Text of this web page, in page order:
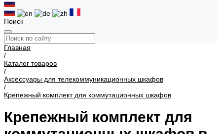
Поиск
Главная
/
Каталог товаров
/
Аксессуары для телекоммуникационных шкафов
/
Крепежный комплект для коммутационных шкафов
Крепежный комплект для